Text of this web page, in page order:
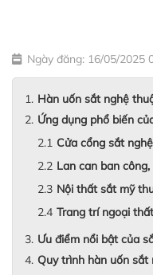
Ngày đăng: 16/05/2025
Hàn uốn sắt nghệ
Ứng dụng phổ biến
Cửa cổng sắt
Lan can ban
Nội thất sắt mỹ
Trang trí ngoại thất
Ưu điểm nổi bật của
Quy trình hàn uốn